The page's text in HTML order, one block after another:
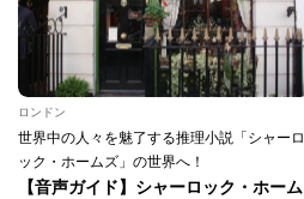
ロンドン
世界中の人々を魅了する推理小説「シャーロ
ック・ホームズ」の世界へ！
【音声ガイド】シャーロック・ホーム